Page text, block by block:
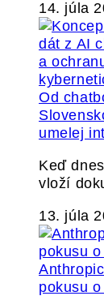
14. júla
Od
umelej
Keď
vloží
13. júla
pokusu